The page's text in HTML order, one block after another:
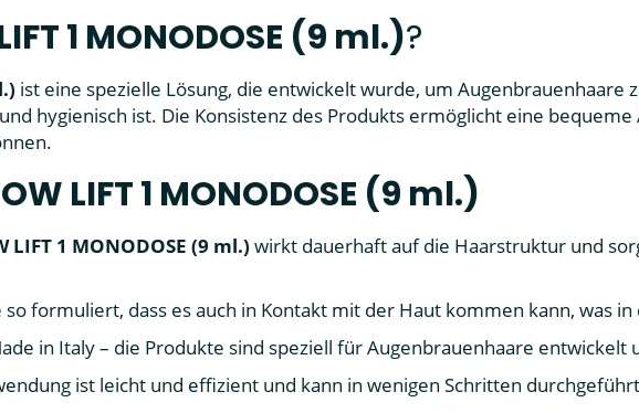
1 MONODOSE (9 ml.)?
ist eine spezielle Lösung, die entwickelt wurde, um
hygienisch ist. Die Konsistenz des Produkts ermöglicht eine
LIFT 1 MONODOSE (9 ml.)
LIFT 1 MONODOSE (9 ml.) wirkt dauerhaft auf die Haarstruktur und
so formuliert, dass es auch in Kontakt mit der Haut kommen kann, was
in Italy – die Produkte sind speziell für Augenbrauenhaare
ist leicht und effizient und kann in wenigen Schritten